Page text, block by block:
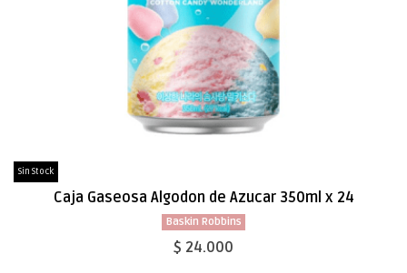
Sin Stock
Caja Gaseosa Algodon de Azucar 350ml x 24
Baskin Robbins
$ 24.000